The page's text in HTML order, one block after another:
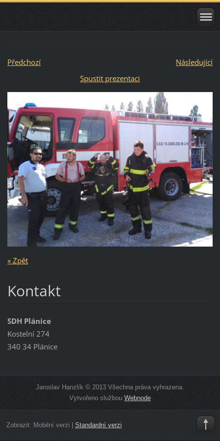
Předchozí
Následující
Spustit prezentaci
« Zpět
Kontakt
SDH Plánice
Kostelní 274
340 34 Plánice
Jaroslav Hanzlík © 2013 Všechna práva vyhrazena.
Vytvořeno službouWebnode
Zobrazit: Mobilní verzi Standardní verzi